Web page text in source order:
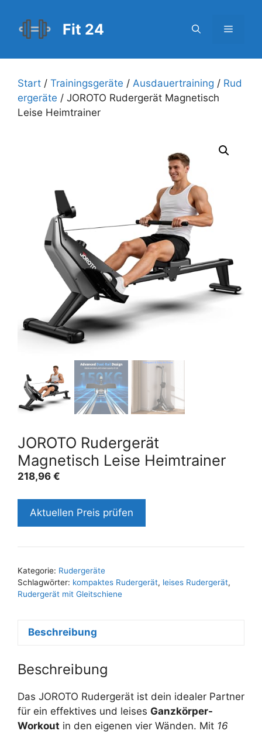
Inhalt
springen
Fit 24 Menü
Start / Trainingsgeräte / Ausdauertraining / Rud
ergeräte / JOROTO Rudergerät Magnetisch
Leise Heimtrainer
JOROTO Rudergerät
Magnetisch Leise Heimtrainer
218,96 €
Aktuellen Preis prüfen
Kategorie: Rudergeräte
Schlagwörter: kompaktes Rudergerät, leises Rudergerät,
Rudergerät mit Gleitschiene
Beschreibung
Beschreibung
Das JOROTO Rudergerät ist dein idealer Partner
für ein effektives und leises Ganzkörper-
Workout in den eigenen vier Wänden. Mit 16